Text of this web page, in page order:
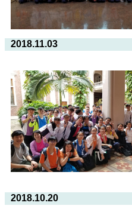
2018.11.03
2018.10.20